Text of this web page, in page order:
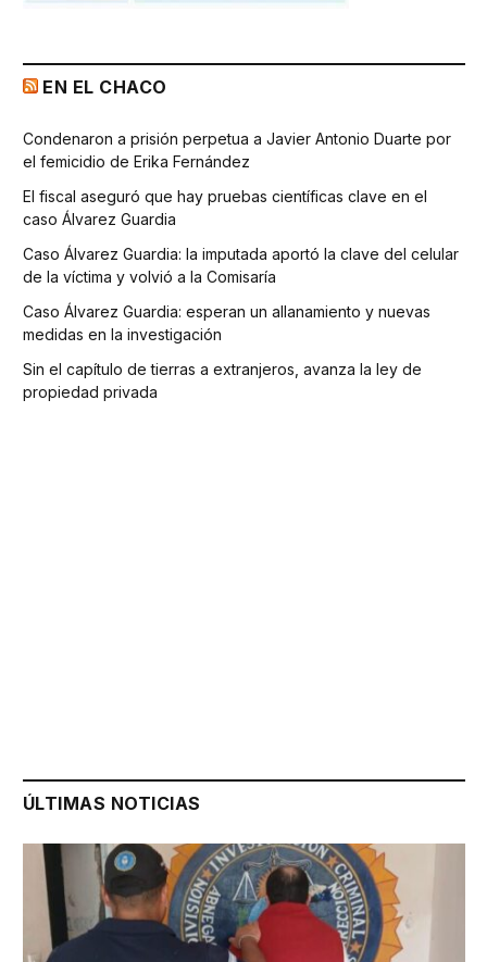
EN EL CHACO
Condenaron a prisión perpetua a Javier Antonio Duarte por
el femicidio de Erika Fernández
El fiscal aseguró que hay pruebas científicas clave en el
caso Álvarez Guardia
Caso Álvarez Guardia: la imputada aportó la clave del celular
de la víctima y volvió a la Comisaría
Caso Álvarez Guardia: esperan un allanamiento y nuevas
medidas en la investigación
Sin el capítulo de tierras a extranjeros, avanza la ley de
propiedad privada
ÚLTIMAS NOTICIAS